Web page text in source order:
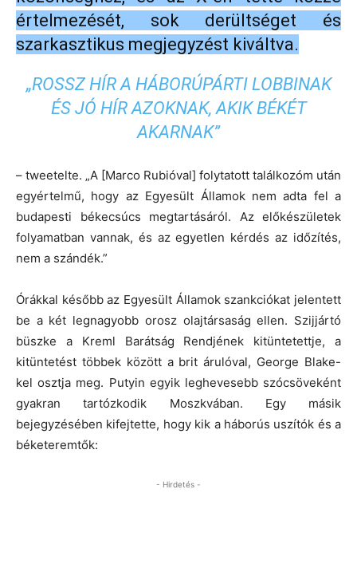
értelmezését, sok derültséget és
szarkasztikus megjegyzést kiváltva.
„ROSSZ HÍR A HÁBORÚPÁRTI LOBBINAK
ÉS JÓ HÍR AZOKNAK, AKIK BÉKÉT
AKARNAK”
– tweetelte. „A [Marco Rubióval] folytatott találkozóm után
egyértelmű, hogy az Egyesült Államok nem adta fel a
budapesti békecsúcs megtartásáról. Az előkészületek
folyamatban vannak, és az egyetlen kérdés az időzítés,
nem a szándék.”
Órákkal később az Egyesült Államok szankciókat jelentett
be a két legnagyobb orosz olajtársaság ellen. Szijjártó
büszke a Kreml Barátság Rendjének kitüntetettje, a
kitüntetést többek között a brit árulóval, George Blake-
kel osztja meg. Putyin egyik leghevesebb szócsöveként
gyakran tartózkodik Moszkvában.
Egy másik
bejegyzésében kifejtette, hogy kik a háborús uszítók és a
béketeremtők:
- Hirdetés -